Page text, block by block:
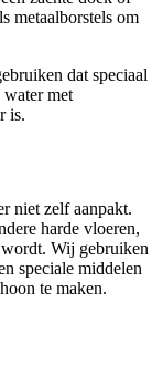
metaalborstels om
dat speciaal
met
is.
niet zelf aanpakt.
harde vloeren,
Wij gebruiken
speciale middelen
te maken.